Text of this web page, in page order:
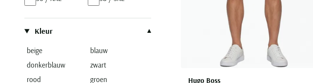
Kleur
beige
blauw
donkerblauw
zwart
rood
groen
Hugo Boss